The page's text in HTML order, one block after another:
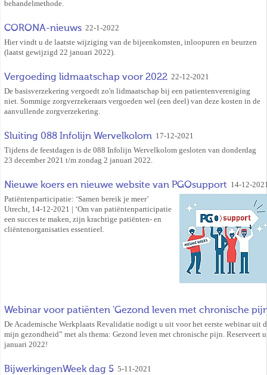
behandelmethode.
CORONA-nieuws 22-1-2022
Hier vindt u de laatste wijziging van de bijeenkomsten, inloopuren en beurzen
(laatst gewijzigd 22 januari 2022).
Vergoeding lidmaatschap voor 2022 22-12-2021
De basisverzekering vergoedt zo'n lidmaatschap bij een patientenvereniging
niet. Sommige zorgverzekeraars vergoeden wel (een deel) van deze kosten in de
aanvullende zorgverzekering.
Sluiting 088 Infolijn Wervelkolom 17-12-2021
Tijdens de feestdagen is de 088 Infolijn Wervelkolom gesloten van donderdag
23 december 2021 t/m zondag 2 januari 2022.
Nieuwe koers en nieuwe website van PGOsupport 14-12-
Patiëntenparticipatie: ‘Samen bereik je meer’
Utrecht, 14-12-2021 | ‘Om van patiëntenparticipatie
een succes te maken, zijn krachtige patiënten- en
cliëntenorganisaties essentieel.
Webinar voor patiënten 'Gezond leven met chronische
De Academische Werkplaats Revalidatie nodigt u uit voor het eerste webinar uit
mijn gezondheid” met als thema: Gezond leven met chronische pijn. Reserveert
januari 2022!
BijwerkingenWeek dag 5 5-11-2021